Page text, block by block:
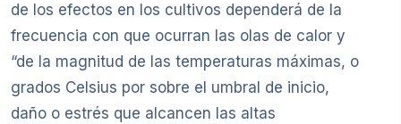
de los efectos en los cultivos dependerá de la
frecuencia con que ocurran las olas de calor y
“de la magnitud de las temperaturas máximas, o
grados Celsius por sobre el umbral de inicio,
daño o estrés que alcancen las altas